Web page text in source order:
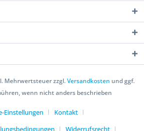
Mehrwertsteuer zzgl.Versandkosten und ggf.
wenn nicht anders beschrieben
Einstellungen
Kontakt
Widerrufsrecht